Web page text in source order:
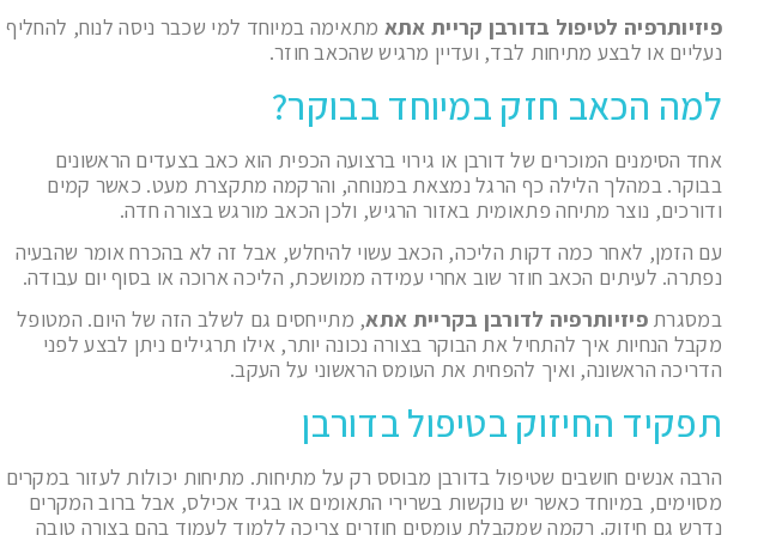
פיזיותרפיה לטיפול בדורבן קריית אתא מתאימה במיוחד למי שכבר ניסה לנוח, להחליף
נעליים או לבצע מתיחות לבד, ועדיין מרגיש שהכאב חוזר.
למה הכאב חזק במיוחד בבוקר?
אחד הסימנים המוכרים של דורבן או גירוי ברצועה הכפית הוא כאב בצעדים הראשונים
בבוקר. במהלך הלילה כף הרגל נמצאת במנוחה, והרקמה מתקצרת מעט. כאשר קמים
ודורכים, נוצר מתיחה פתאומית באזור הרגיש, ולכן הכאב מורגש בצורה חדה.
עם הזמן, לאחר כמה דקות הליכה, הכאב עשוי להיחלש, אבל זה לא בהכרח אומר שהבעיה
נפתרה. לעיתים הכאב חוזר שוב אחרי עמידה ממושכת, הליכה ארוכה או בסוף יום עבודה.
במסגרתפיזיותרפיה לדורבן בקריית אתא, מתייחסים גם לשלב הזה של היום. המטופל
מקבל הנחיות איך להתחיל את הבוקר בצורה נכונה יותר, אילו תרגילים ניתן לבצע לפני
הדריכה הראשונה, ואיך להפחית את העומס הראשוני על העקב.
תפקיד החיזוק בטיפול בדורבן
הרבה אנשים חושבים שטיפול בדורבן מבוסס רק על מתיחות. מתיחות יכולות לעזור במקרים
מסוימים, במיוחד כאשר יש נוקשות בשרירי התאומים או בגיד אכילס, אבל ברוב המקרים
נדרש גם חיזוק. רקמה שמקבלת עומסים חוזרים צריכה ללמוד לעמוד בהם בצורה טובה